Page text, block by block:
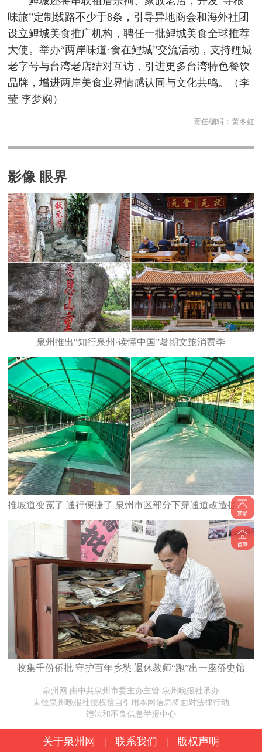
味旅”定制线路不少于8条，引导异地商会和海外社团
设立鲤城美食推广机构，聘任一批鲤城美食全球推荐
大使。举办“两岸味道·食在鲤城”交流活动，支持鲤城
老字号与台湾老店结对互访，引进更多台湾特色餐饮
品牌，增进两岸美食业界情感认同与文化共鸣。（李
莹 李梦娴）
责任编辑： 黄冬虹
影像 眼界
泉州推出“知行泉州·读懂中国”暑期文旅消费季
推坡道变宽了 通行便捷了 泉州市区部分下穿通道改造提升完工
收集千份侨批 守护百年乡愁 退休教师“跑”出一座侨史馆
泉州网 由中共泉州市委主办主管 泉州晚报社承办
未经泉州晚报社授权擅自引用本网信息将面对法律行动
违法和不良信息举报中心
关于泉州网 | 联系我们 | 版权声明